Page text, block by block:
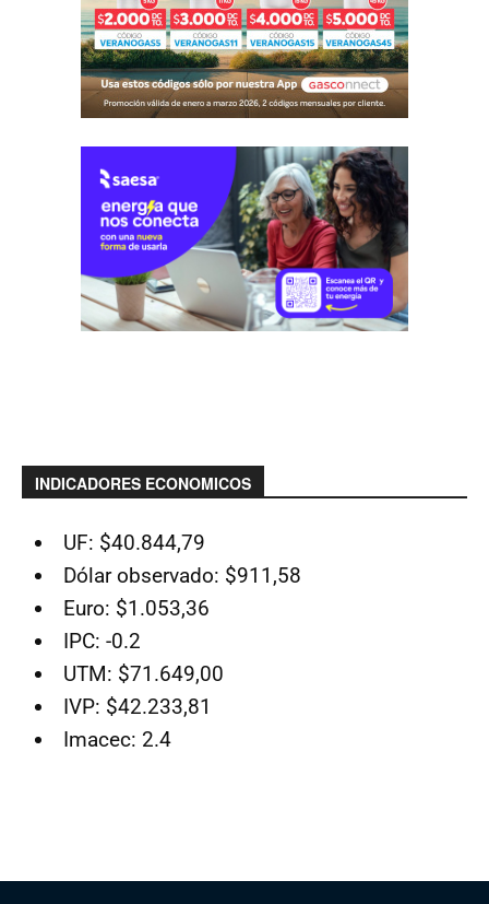
INDICADORES ECONOMICOS
UF: $40.844,79
Dólar observado: $911,58
Euro: $1.053,36
IPC: -0.2
UTM: $71.649,00
IVP: $42.233,81
Imacec: 2.4